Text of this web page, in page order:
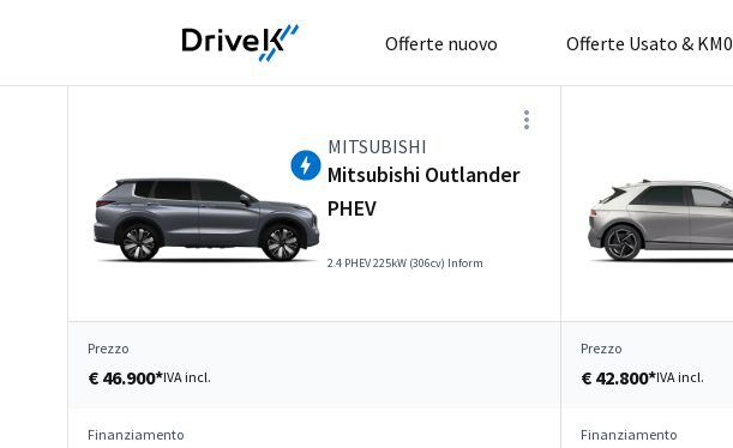
Offerte nuovo Offerte Usato & KM0
MITSUBISHI
Mitsubishi Outlander
PHEV
2.4 PHEV 225kW (306cv) Inform
Prezzo
€ 46.900*IVA incl.
Prezzo
€ 42.800*IVA incl.
Finanziamento
Finanziamento